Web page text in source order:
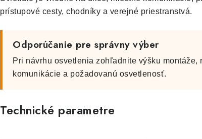
prístupové cesty, chodníky a verejné priestranstvá.
Odporúčanie pre správny výber
Pri návrhu osvetlenia zohľadnite výšku montáže,
komunikácie a požadovanú osvetlenosť.
Technické parametre